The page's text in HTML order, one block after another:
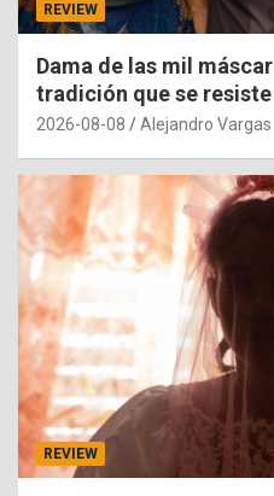
REVIEW
Dama de las mil
tradición que se
2026-08-08 Alejandro Vargas
REVIEW